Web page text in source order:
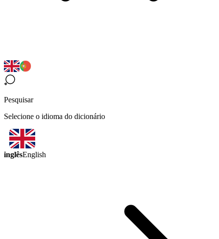
Pesquisar
Selecione o idioma do dicionário
inglêsEnglish